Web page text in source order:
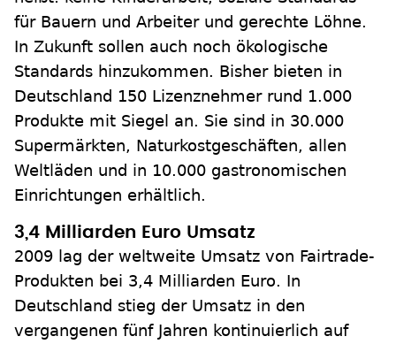
für Bauern und Arbeiter und gerechte Löhne.
In Zukunft sollen auch noch ökologische
Standards hinzukommen. Bisher bieten in
Deutschland 150 Lizenznehmer rund 1.000
Produkte mit Siegel an. Sie sind in 30.000
Supermärkten, Naturkostgeschäften, allen
Weltläden und in 10.000 gastronomischen
Einrichtungen erhältlich.
3,4 Milliarden Euro Umsatz
2009 lag der weltweite Umsatz von Fairtrade-
Produkten bei 3,4 Milliarden Euro. In
Deutschland stieg der Umsatz in den
vergangenen fünf Jahren kontinuierlich auf